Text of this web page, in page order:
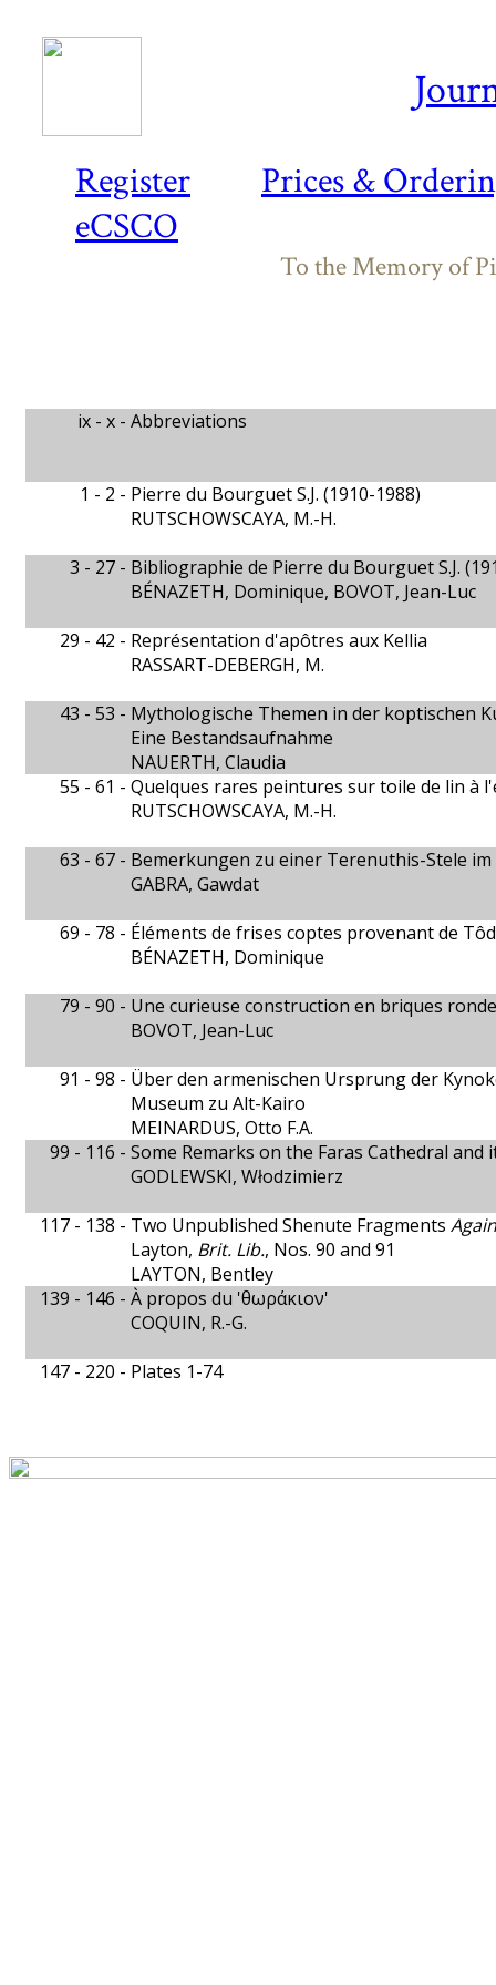
Register
Prices &
eCSCO
To the Memory of
ix - x - Abbreviations
1 - 2 - Pierre du Bourguet S.J. (1910-1988)
RUTSCHOWSCAYA, M.-H.
3 - 27 - Bibliographie de Pierre du Bourguet S.J.
BÉNAZETH, Dominique, BOVOT, Jean-Luc
29 - 42 - Représentation d'apôtres aux Kellia
RASSART-DEBERGH, M.
43 - 53 - Mythologische Themen in der koptischen
Eine Bestandsaufnahme
NAUERTH, Claudia
55 - 61 - Quelques rares peintures sur toile de lin à
RUTSCHOWSCAYA, M.-H.
63 - 67 - Bemerkungen zu einer Terenuthis-Stele
GABRA, Gawdat
69 - 78 - Éléments de frises coptes provenant de Tôd
BÉNAZETH, Dominique
79 - 90 - Une curieuse construction en briques
BOVOT, Jean-Luc
91 - 98 - Über den armenischen Ursprung der
Museum zu Alt-Kairo
MEINARDUS, Otto F.A.
99 - 116 - Some Remarks on the Faras Cathedral and
GODLEWSKI, Włodzimierz
117 - 138 - Two Unpublished Shenute Fragments
Layton, Brit. Lib., Nos. 90 and 91
LAYTON, Bentley
139 - 146 - À propos du 'θωράκιον'
COQUIN, R.-G.
147 - 220 - Plates 1-74